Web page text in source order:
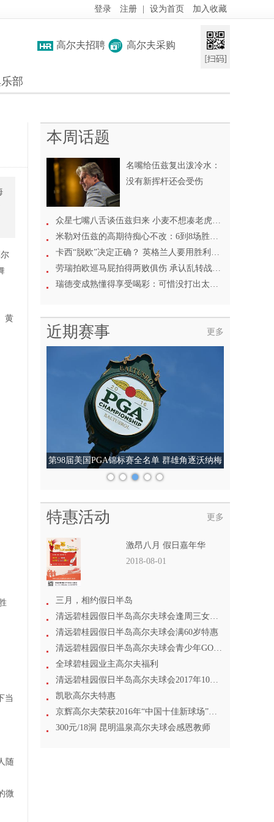
登录 注册 设为首页 加入收藏
高尔夫招聘 高尔夫采购
部
黄
当
随
微
本周话题
名嘴给伍兹复出泼冷水：
没有新挥杆还会受伤
众星七嘴八舌谈伍兹归来 小麦不想凑老虎热闹
米勒对伍兹的高期待痴心不改：6到8场胜利没问题
卡西“脱欧”决定正确？ 英格兰人要用胜利来证明
劳瑞拍欧巡马屁拍得两败俱伤 承认乱转战线遭反噬
瑞德变成熟懂得享受喝彩：可惜没打出太多精彩球
更多
近期赛事
第98届美国PGA锦标赛全名单 群雄角逐沃纳梅
克杯
更多
特惠活动
激昂八月 假日嘉年华
2018-08-01
三月，相约假日半岛
清远碧桂园假日半岛高尔夫球会逢周三女士尊享
清远碧桂园假日半岛高尔夫球会满60岁特惠
清远碧桂园假日半岛高尔夫球会青少年GOLF专场
全球碧桂园业主高尔夫福利
清远碧桂园假日半岛高尔夫球会2017年10月1日起打球特惠
凯歌高尔夫特惠
京辉高尔夫荣获2016年“中国十佳新球场”称号
300元/18洞 昆明温泉高尔夫球会感恩教师